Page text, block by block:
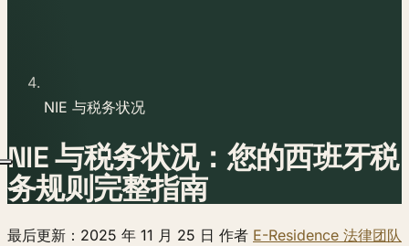
NIE 与税务状况
NIE 与税务状况：您的西班牙税
务规则完整指南
最后更新：2025 年 11 月 25 日 作者 E-Residence 法律团队